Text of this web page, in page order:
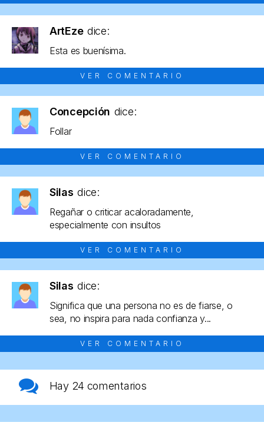
ArtEze dice:
Esta es buenísima.
VER COMENTARIO
Concepción dice:
Follar
VER COMENTARIO
Silas dice:
Regañar o criticar acaloradamente,
especialmente con insultos
VER COMENTARIO
Silas dice:
Significa que una persona no es de fiarse, o
sea, no inspira para nada confianza y...
VER COMENTARIO
Hay 24 comentarios